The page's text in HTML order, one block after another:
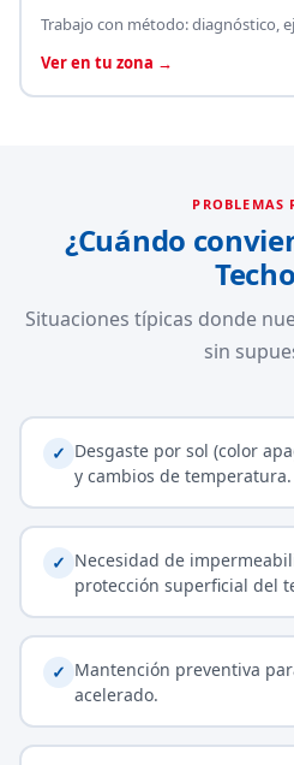
Trabajo con método: diagnóstico,
Ver en tu zona →
PROBLEMAS
¿Cuándo
Situaciones típicas donde
sin
✓ Desgaste por sol (color
y cambios de temperatura.
✓ Necesidad de
protección superficial del
✓ Mantención preventiva
acelerado.